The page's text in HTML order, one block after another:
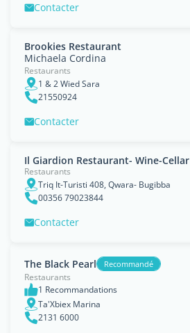
Contacter
Brookies Restaurant
Michaela Cordina
Restaurants
1 & 2 Wied Sara
21550924
Contacter
Il Giardion Restaurant- Wine-Cellar
Restaurants
Triq It-Turisti 408, Qwara- Bugibba
00356 79023844
Contacter
The Black Pearl Recommandé
Restaurants
1 Recommandations
Ta'Xbiex Marina
2131 6000